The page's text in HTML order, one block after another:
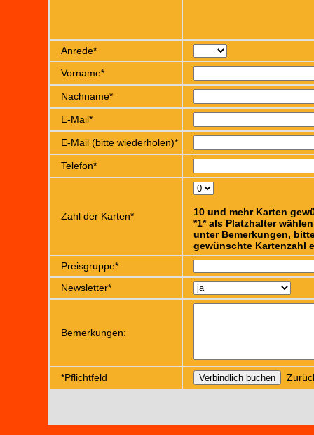
Anrede*
Vorname*
Nachname*
E-Mail*
E-Mail (bitte wiederholen)*
Telefon*
Zahl der Karten*
10 und mehr Karten
*1* als Platzhalter
unter Bemerkungen,
gewünschte Kartenzahl
Preisgruppe*
Newsletter*
Bemerkungen:
*Pflichtfeld